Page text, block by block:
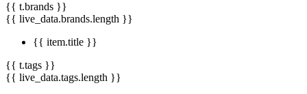
{{ t.brands }}
{{ live_data.brands.length }}
{{ item.title }}
{{ t.tags }}
{{ live_data.tags.length }}